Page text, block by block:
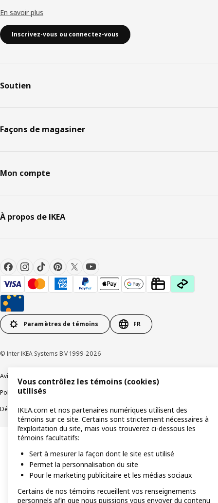
En savoir plus
Inscrivez-vous ou connectez-vous
Soutien
Façons de magasiner
Mon compte
À propos de IKEA
Paramètres de témoins FR
© Inter IKEA Systems B.V 1999-2026
Avis de confidentialité
Politique de divulgation responsable
Déclaration sur le travail forcé et les enfantsAccessibilité
Vous contrôlez les témoins (cookies)
utilisés
IKEA.com et nos partenaires numériques utilisent des
témoins sur ce site. Certains sont strictement nécessaires à
l’exploitation du site, mais vous trouverez ci-dessous les
témoins facultatifs:
Sert à mesurer la façon dont le site est utilisé
Permet la personnalisation du site
Pour le marketing publicitaire et les médias sociaux
Certains de nos témoins recueillent vos renseignements
personnels afin que nous puissions vous envoyer du contenu